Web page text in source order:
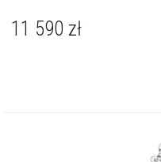
11 590 zł